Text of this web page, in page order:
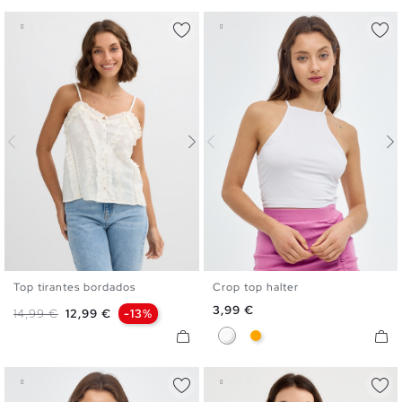
Top tirantes bordados
Precio base
14,99 € Precio
12,99 € -13%
XS
Crop top halter
Precio
3,99 €
BlancoNaranja